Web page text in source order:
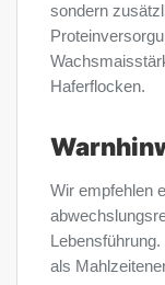
sondern
Haferflocken.
Wir empfehlen
als